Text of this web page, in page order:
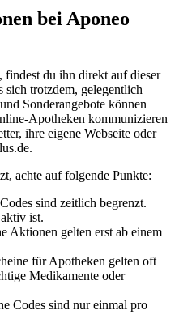
bei Aponeo
du ihn direkt auf dieser
sich trotzdem, gelegentlich
Sonderangebote können
Apotheken kommunizieren
ihre eigene Webseite oder
achte auf folgende Punkte:
sind zeitlich begrenzt.
ist.
Aktionen gelten erst ab einem
für Apotheken gelten oft
Medikamente oder
Codes sind nur einmal pro